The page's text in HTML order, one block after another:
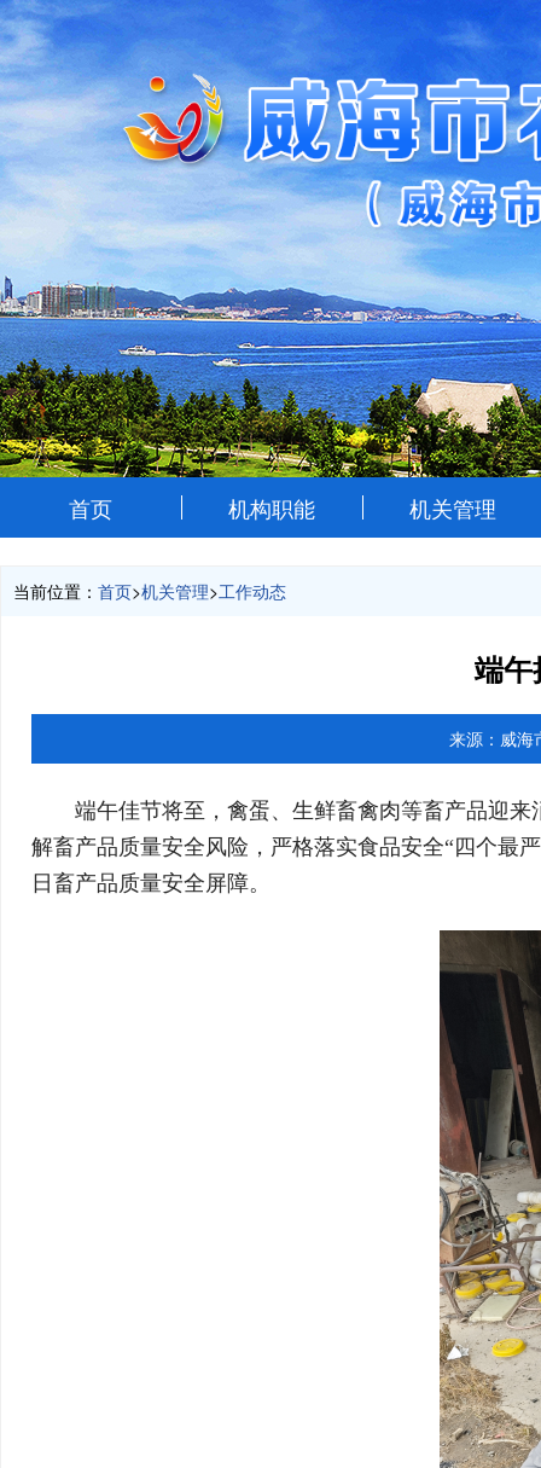
首页 机构职能 机关管理
当前位置： 首页>机关管理>工作动态
端午
来源： 威海
端午佳节将至，禽蛋、生鲜畜禽肉等畜产品迎
解畜产品质量安全风险，严格落实食品安全“四个最
日畜产品质量安全屏障。